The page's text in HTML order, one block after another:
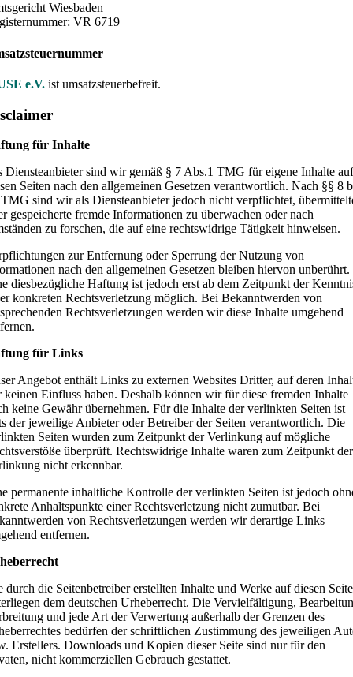
Wiesbaden
VR 6719
e.V. ist umsatzsteuerbefreit.
für Inhalte
Diensteanbieter sind wir gemäß § 7 Abs.1 TMG für eigene Inhalte
Seiten nach den allgemeinen Gesetzen verantwortlich. Nach §§ 8
sind wir als Diensteanbieter jedoch nicht verpflichtet,
gespeicherte fremde Informationen zu überwachen oder nach
zu forschen, die auf eine rechtswidrige Tätigkeit hinweisen.
zur Entfernung oder Sperrung der Nutzung von
nach den allgemeinen Gesetzen bleiben hiervon unberührt.
diesbezügliche Haftung ist jedoch erst ab dem Zeitpunkt der
konkreten Rechtsverletzung möglich. Bei Bekanntwerden von
Rechtsverletzungen werden wir diese Inhalte umgehend
für Links
Angebot enthält Links zu externen Websites Dritter, auf deren
keinen Einfluss haben. Deshalb können wir für diese fremden Inhalte
keine Gewähr übernehmen. Für die Inhalte der verlinkten Seiten ist
der jeweilige Anbieter oder Betreiber der Seiten verantwortlich. Die
Seiten wurden zum Zeitpunkt der Verlinkung auf mögliche
überprüft. Rechtswidrige Inhalte waren zum Zeitpunkt der
nicht erkennbar.
permanente inhaltliche Kontrolle der verlinkten Seiten ist jedoch
Anhaltspunkte einer Rechtsverletzung nicht zumutbar. Bei
von Rechtsverletzungen werden wir derartige Links
entfernen.
durch die Seitenbetreiber erstellten Inhalte und Werke auf diesen
dem deutschen Urheberrecht. Die Vervielfältigung,
und jede Art der Verwertung außerhalb der Grenzen des
bedürfen der schriftlichen Zustimmung des jeweiligen
Erstellers. Downloads und Kopien dieser Seite sind nur für den
nicht kommerziellen Gebrauch gestattet.